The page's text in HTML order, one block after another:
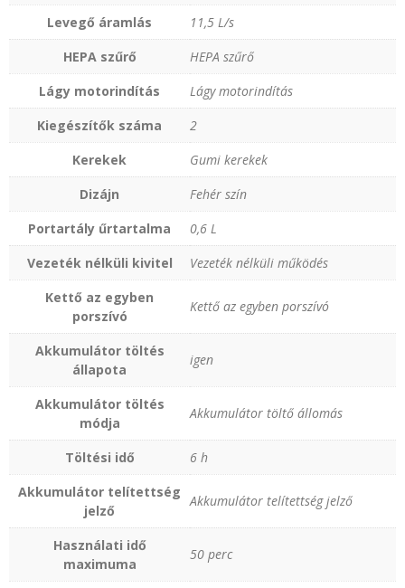
Levegő áramlás
11‚5 L/s
HEPA szűrő
HEPA szűrő
Lágy motorindítás
Lágy motorindítás
Kiegészítők száma
2
Kerekek
Gumi kerekek
Dizájn
Fehér szín
Portartály űrtartalma
0‚6 L
Vezeték nélküli kivitel
Vezeték nélküli működés
Kettő az egyben
porszívó
Kettő az egyben porszívó
Akkumulátor töltés
állapota
igen
Akkumulátor töltés
módja
Akkumulátor töltő állomás
Töltési idő
6 h
Akkumulátor telítettség
jelző
Akkumulátor telítettség jelző
Használati idő
maximuma
50 perc